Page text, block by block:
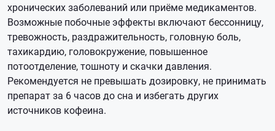
хронических заболеваний или приёме медикаментов.
Возможные побочные эффекты включают бессонницу,
тревожность, раздражительность, головную боль,
тахикардию, головокружение, повышенное
потоотделение, тошноту и скачки давления.
Рекомендуется не превышать дозировку, не принимать
препарат за 6 часов до сна и избегать других
источников кофеина.